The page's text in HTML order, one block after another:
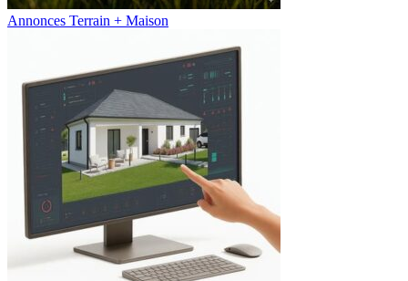
Annonces Terrain + Maison